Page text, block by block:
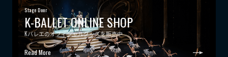
Stage Door
K-BALLET ONLINE SHOP
Kバレエのオフィシャルグッズを販売中
Read More